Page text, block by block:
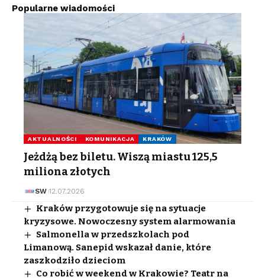
Popularne wiadomości
AKTUALNOŚCI KOMUNIKACJA KRAKÓW
Jeżdżą bez biletu. Wiszą miastu 125,5
miliona złotych
SW 12.07.2026
Kraków przygotowuje się na sytuacje
kryzysowe. Nowoczesny system alarmowania
Salmonella w przedszkolach pod
Limanową. Sanepid wskazał danie, które
zaszkodziło dzieciom
Co robić w weekend w Krakowie? Teatr na